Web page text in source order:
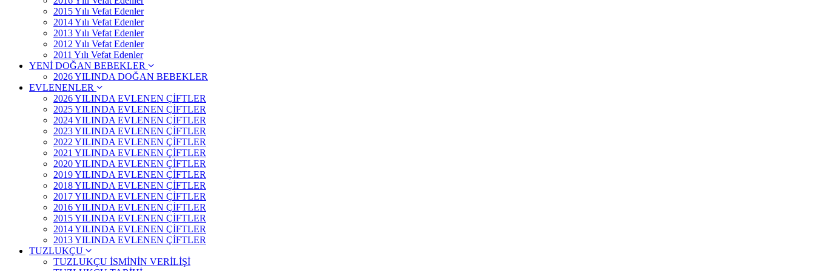
2015 Yılı Vefat Edenler
2014 Yılı Vefat Edenler
2013 Yılı Vefat Edenler
2012 Yılı Vefat Edenler
2011 Yılı Vefat Edenler
YENİ DOĞAN BEBEKLER
2026 YILINDA DOĞAN BEBEKLER
EVLENENLER
2026 YILINDA EVLENEN ÇİFTLER
2025 YILINDA EVLENEN ÇİFTLER
2024 YILINDA EVLENEN ÇİFTLER
2023 YILINDA EVLENEN ÇİFTLER
2022 YILINDA EVLENEN ÇİFTLER
2021 YILINDA EVLENEN ÇİFTLER
2020 YILINDA EVLENEN ÇİFTLER
2019 YILINDA EVLENEN ÇİFTLER
2018 YILINDA EVLENEN ÇİFTLER
2017 YILINDA EVLENEN ÇİFTLER
2016 YILINDA EVLENEN ÇİFTLER
2015 YILINDA EVLENEN ÇİFTLER
2014 YILINDA EVLENEN ÇİFTLER
2013 YILINDA EVLENEN ÇİFTLER
TUZLUKÇU
TUZLUKÇU İSMİNİN VERİLİŞİ